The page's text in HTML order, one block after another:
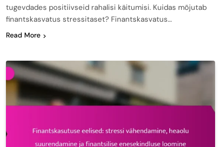
tugevdades positiivseid rahalisi käitumisi. Kuidas mõjutab
finantskasvatus stressitaset? Finantskasvatus…
Read More